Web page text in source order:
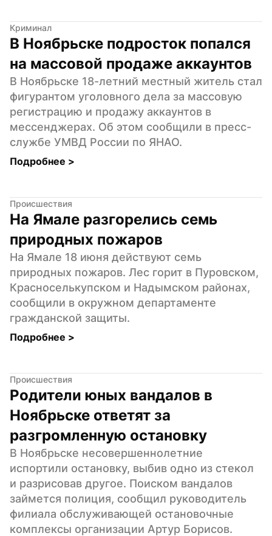
Криминал
В Ноябрьске подросток попался
на массовой продаже аккаунтов
В Ноябрьске 18-летний местный житель стал
фигурантом уголовного дела за массовую
регистрацию и продажу аккаунтов в
мессенджерах. Об этом сообщили в пресс-
службе УМВД России по ЯНАО.
Подробнее >
Происшествия
На Ямале разгорелись семь
природных пожаров
На Ямале 18 июня действуют семь
природных пожаров. Лес горит в Пуровском,
Красноселькупском и Надымском районах,
сообщили в окружном департаменте
гражданской защиты.
Подробнее >
Происшествия
Родители юных вандалов в
Ноябрьске ответят за
разгромленную остановку
В Ноябрьске несовершеннолетние
испортили остановку, выбив одно из стекол
и разрисовав другое. Поиском вандалов
займется полиция, сообщил руководитель
филиала обслуживающей остановочные
комплексы организации Артур Борисов.